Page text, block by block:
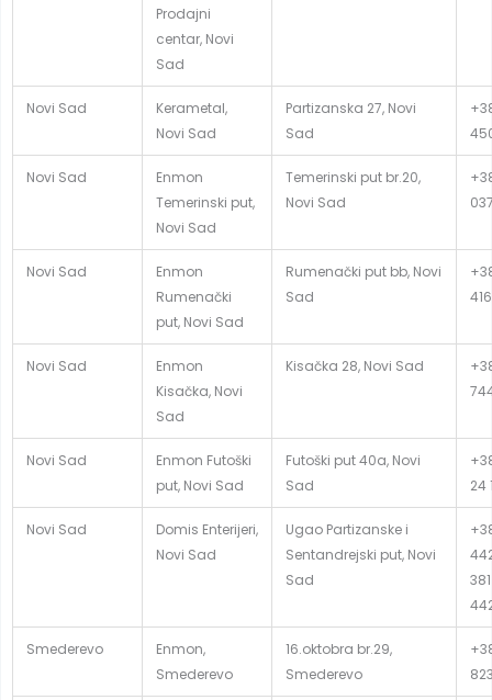
Prodajni
centar, Novi
Sad
Novi Sad
Kerametal,
Novi Sad
Partizanska 27, Novi
Sad
Novi Sad
Enmon
Temerinski put,
Novi Sad
Temerinski put br.20,
Novi Sad
Novi Sad
Enmon
Rumenački
put, Novi Sad
Rumenački put bb, Novi
Sad
416
Novi Sad
Enmon
Kisačka, Novi
Sad
Kisačka 28, Novi Sad
Novi Sad
Enmon Futoški
put, Novi Sad
Futoški put 40a, Novi
Sad
24
Novi Sad
Domis Enterijeri,
Novi Sad
Ugao Partizanske i
Sentandrejski put, Novi
Sad
Smederevo
Enmon,
Smederevo
16.oktobra br.29,
Smederevo